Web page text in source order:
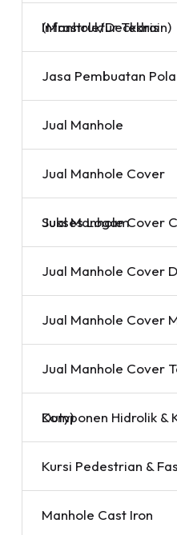
Infrastruktur Teknis (Manhole/Deckdrain)
Jasa Pembuatan
Jual Manhole
Jual Manhole Cover
Jual Manhole Cover CV. Mandiri Sukses Logam
Jual Manhole Cover
Jual Manhole Cover
Jual Manhole Cover
Komponen Hidrolik & Katup (Heavy Duty)
Kursi Pedestrian &
Manhole Cast Iron